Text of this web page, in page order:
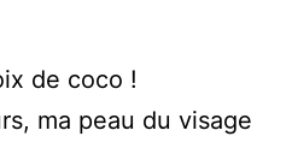
de coco !
ma peau du visage